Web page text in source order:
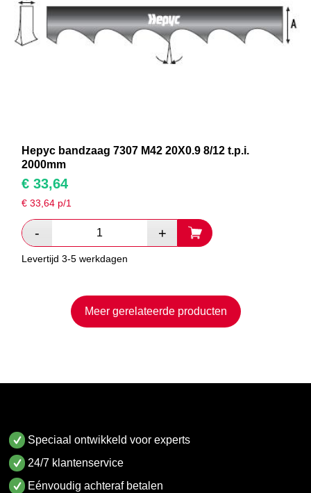
Hepyc bandzaag 7307 M42 20X0.9 8/12 t.p.i.
2000mm
€ 33,64
€33,64 p/1
Levertijd 3-5 werkdagen
Meer gerelateerde producten
Speciaal ontwikkeld voor experts
24/7 klantenservice
Eénvoudig achteraf betalen